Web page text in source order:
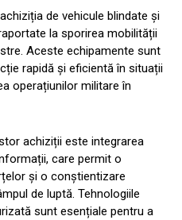
de vehicule blindate și
la sporirea mobilității
Aceste echipamente sunt
rapidă și eficientă în situații
operațiunilor militare în
achiziții este integrarea
care permit o
și o conștientizare
de luptă. Tehnologiile
sunt esențiale pentru a